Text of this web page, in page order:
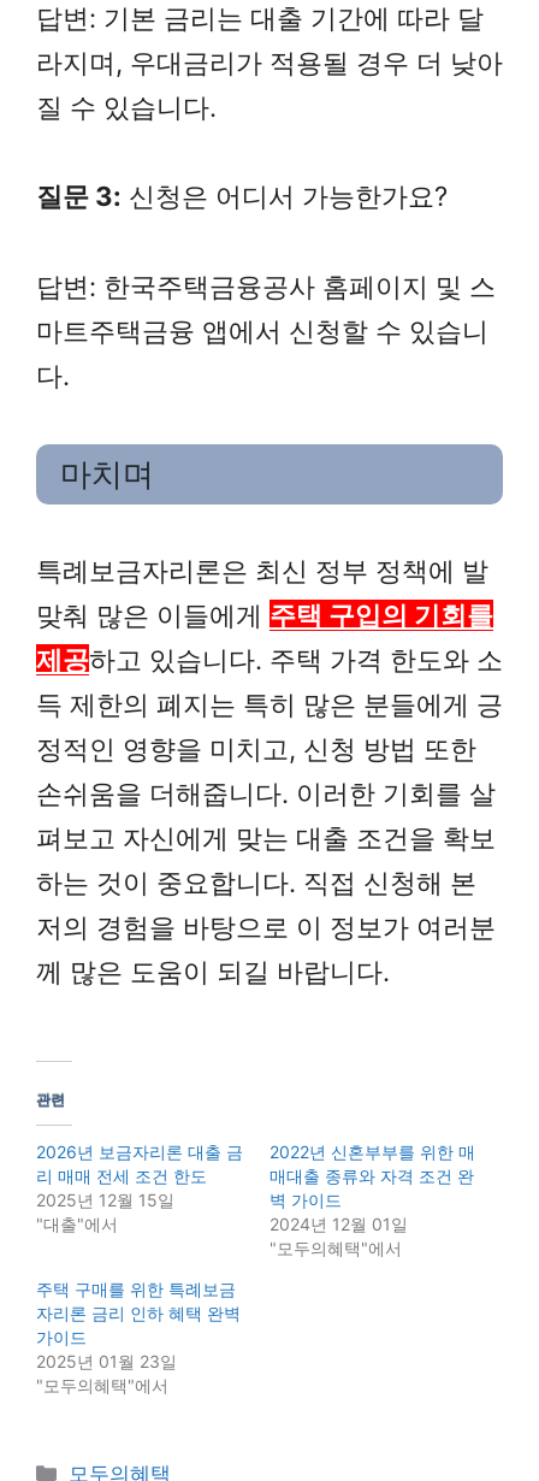
답변: 기본 금리는 대출 기간에 따라 달
라지며, 우대금리가 적용될 경우 더 낮아
질 수 있습니다.
질문 3: 신청은 어디서 가능한가요?
답변: 한국주택금융공사 홈페이지 및 스
마트주택금융 앱에서 신청할 수 있습니
다.
마치며
특례보금자리론은 최신 정부 정책에 발
맞춰 많은 이들에게 주택 구입의 기회를
제공하고 있습니다. 주택 가격 한도와 소
득 제한의 폐지는 특히 많은 분들에게 긍
정적인 영향을 미치고, 신청 방법 또한
손쉬움을 더해줍니다. 이러한 기회를 살
펴보고 자신에게 맞는 대출 조건을 확보
하는 것이 중요합니다. 직접 신청해 본
저의 경험을 바탕으로 이 정보가 여러분
께 많은 도움이 되길 바랍니다.
관련
2026년 보금자리론 대출 금
리 매매 전세 조건 한도
2025년 12월 15일
"대출"에서
2022년 신혼부부를 위한 매
매대출 종류와 자격 조건 완
벽 가이드
2024년 12월 01일
"모두의혜택"에서
주택 구매를 위한 특례보금
자리론 금리 인하 혜택 완벽
가이드
2025년 01월 23일
"모두의혜택"에서
Categories
모두의혜택